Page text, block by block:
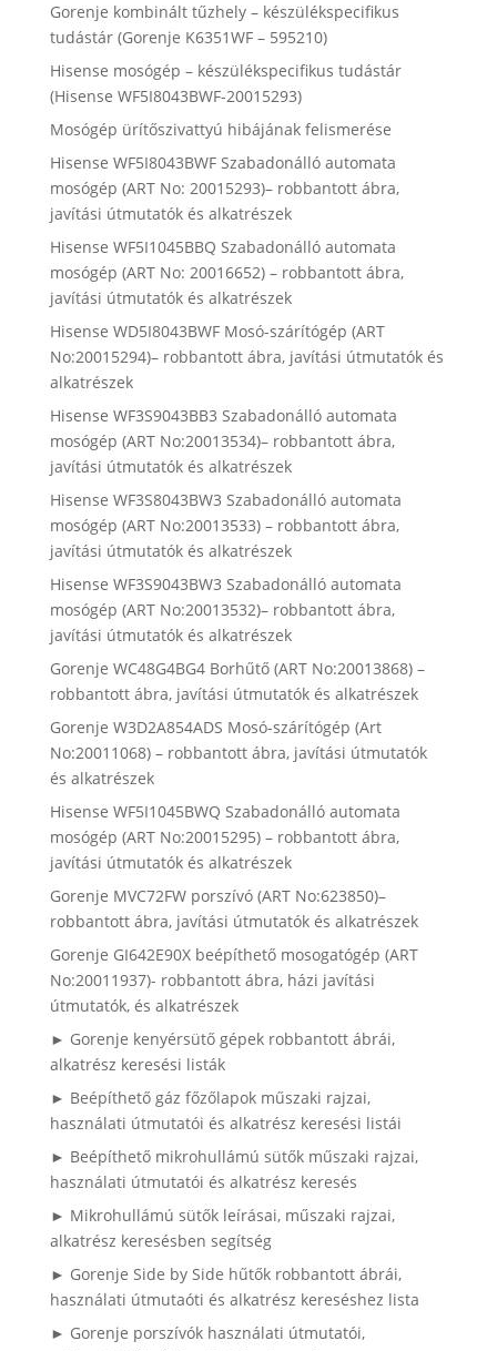
Gorenje kombinált tűzhely – készülékspecifikus
tudástár (Gorenje K6351WF – 595210)
Hisense mosógép – készülékspecifikus tudástár
(Hisense WF5I8043BWF-20015293)
Mosógép ürítőszivattyú hibájának felismerése
Hisense WF5I8043BWF Szabadonálló automata
mosógép (ART No: 20015293)– robbantott ábra,
javítási útmutatók és alkatrészek
Hisense WF5I1045BBQ Szabadonálló automata
mosógép (ART No: 20016652) – robbantott ábra,
javítási útmutatók és alkatrészek
Hisense WD5I8043BWF Mosó-szárítógép (ART
No:20015294)– robbantott ábra, javítási útmutatók és
alkatrészek
Hisense WF3S9043BB3 Szabadonálló automata
mosógép (ART No:20013534)– robbantott ábra,
javítási útmutatók és alkatrészek
Hisense WF3S8043BW3 Szabadonálló automata
mosógép (ART No:20013533) – robbantott ábra,
javítási útmutatók és alkatrészek
Hisense WF3S9043BW3 Szabadonálló automata
mosógép (ART No:20013532)– robbantott ábra,
javítási útmutatók és alkatrészek
Gorenje WC48G4BG4 Borhűtő (ART No:20013868) –
robbantott ábra, javítási útmutatók és alkatrészek
Gorenje W3D2A854ADS Mosó-szárítógép (Art
No:20011068) – robbantott ábra, javítási útmutatók
és alkatrészek
Hisense WF5I1045BWQ Szabadonálló automata
mosógép (ART No:20015295) – robbantott ábra,
javítási útmutatók és alkatrészek
Gorenje MVC72FW porszívó (ART No:623850)–
robbantott ábra, javítási útmutatók és alkatrészek
Gorenje GI642E90X beépíthető mosogatógép (ART
No:20011937)- robbantott ábra, házi javítási
útmutatók, és alkatrészek
► Gorenje kenyérsütő gépek robbantott ábrái,
alkatrész keresési listák
► Beépíthető gáz főzőlapok műszaki rajzai,
használati útmutatói és alkatrész keresési listái
► Beépíthető mikrohullámú sütők műszaki rajzai,
használati útmutatói és alkatrész keresés
► Mikrohullámú sütők leírásai, műszaki rajzai,
alkatrész keresésben segítség
► Gorenje Side by Side hűtők robbantott ábrái,
használati útmutaóti és alkatrész kereséshez lista
► Gorenje porszívók használati útmutatói,